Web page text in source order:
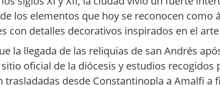
los elementos que hoy se reconocen como
con detalles decorativos inspirados en el
la llegada de las reliquias de san Andrés
oficial de la diócesis y estudios
desde Constantinopla a Amalfi a